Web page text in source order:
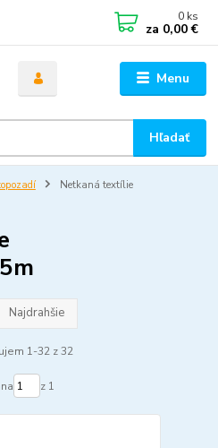
Menu
Hľadať
0 ks
za 0,00 €
Netkaná textílie
Najdrahšie
1-32 z 32
z 1